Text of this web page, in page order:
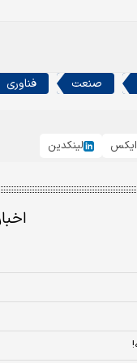
صنعت فناوری
ایکس لینکدین